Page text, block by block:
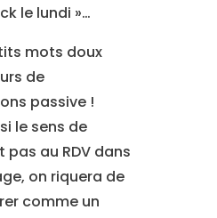
le lundi »…
mots doux
de
passive !
le sens de
pas au RDV dans
on riquera de
comme un